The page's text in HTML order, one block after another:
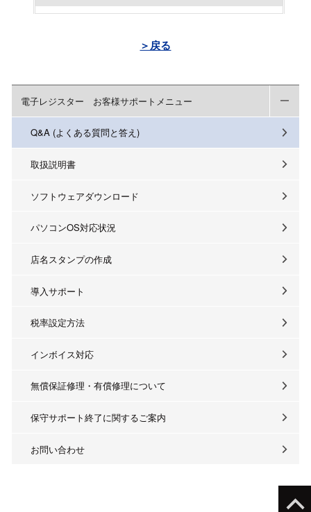
＞戻る
電子レジスター お客様サポートメニュー
Q&A (よくある質問と答え)
取扱説明書
ソフトウェアダウンロード
パソコンOS対応状況
店名スタンプの作成
導入サポート
税率設定方法
インボイス対応
無償保証修理・有償修理について
保守サポート終了に関するご案内
お問い合わせ